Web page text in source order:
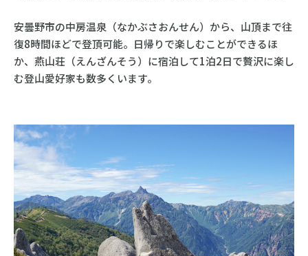
安曇野市の中房温泉（なかぶさおんせん）から、山頂まで往
復8時間ほどで登頂可能。日帰りで楽しむことができるほ
か、燕山荘（えんざんそう）に宿泊して1泊2日で贅沢に楽し
む登山愛好家も数多くいます。